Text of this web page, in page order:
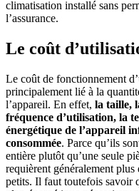
climatisation installé sans
l’assurance.
Le coût
Le coût de fonctionnement
principalement lié à la
l’appareil. En effet, la taille,
fréquence d’utilisation, la
énergétique de l’appareil
consommée. Parce qu’ils
entière plutôt qu’une seule
requièrent généralement plus
petits. Il faut toutefois savoir